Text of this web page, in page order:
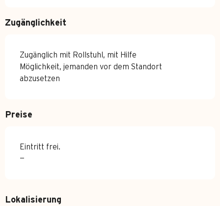
Zugänglichkeit
Zugänglich mit Rollstuhl, mit Hilfe
Möglichkeit, jemanden vor dem Standort
abzusetzen
Preise
Eintritt frei.
—
Lokalisierung